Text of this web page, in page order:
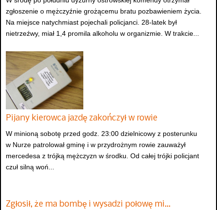
zgłoszenie o mężczyźnie grożącemu bratu pozbawieniem życia.
Na miejsce natychmiast pojechali policjanci. 28-latek był
nietrzeźwy, miał 1,4 promila alkoholu w organizmie. W trakcie...
Pijany kierowca jazdę zakończył w rowie
W minioną sobotę przed godz. 23:00 dzielnicowy z posterunku
w Nurze patrolował gminę i w przydrożnym rowie zauważył
mercedesa z trójką mężczyzn w środku. Od całej trójki policjant
czuł silną woń...
Zgłosił, że ma bombę i wysadzi połowę mi…